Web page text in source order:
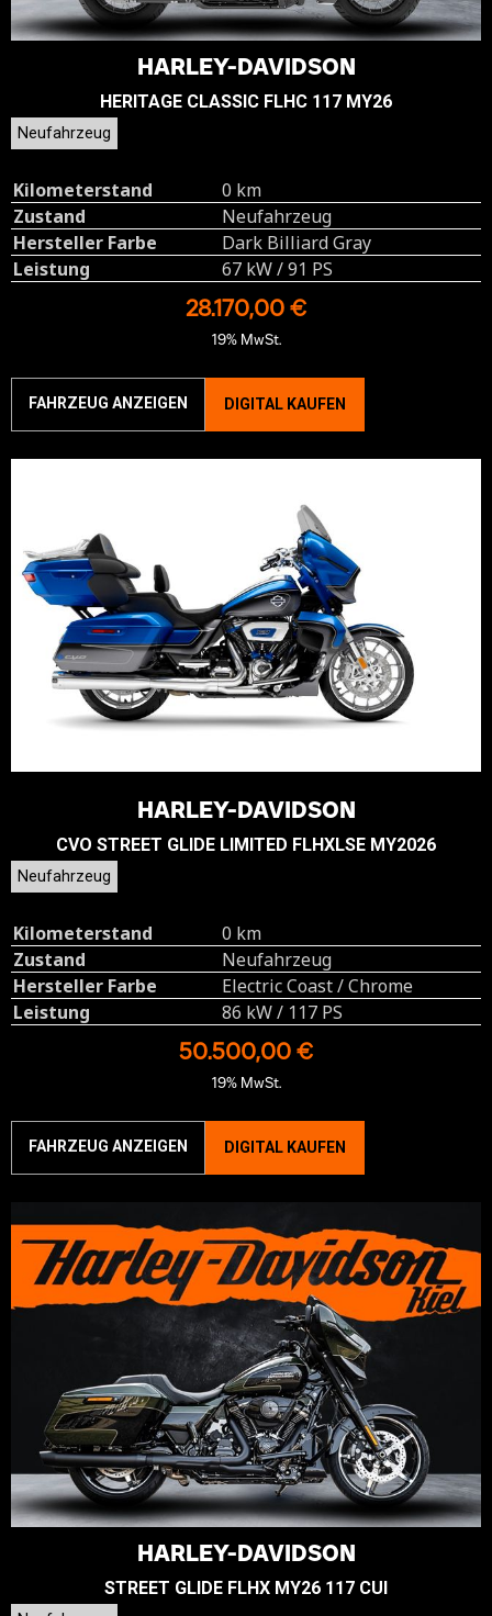
HARLEY-DAVIDSON
HERITAGE CLASSIC FLHC 117 MY26
Neufahrzeug
Kilometerstand
0 km
Zustand
Neufahrzeug
Hersteller Farbe
Dark Billiard Gray
Leistung
67 kW / 91 PS
28.170,00 €
19% MwSt.
FAHRZEUG ANZEIGEN DIGITAL KAUFEN
HARLEY-DAVIDSON
CVO STREET GLIDE LIMITED FLHXLSE MY2026
Neufahrzeug
Kilometerstand
0 km
Zustand
Neufahrzeug
Hersteller Farbe
Electric Coast / Chrome
Leistung
86 kW / 117 PS
50.500,00 €
19% MwSt.
FAHRZEUG ANZEIGEN DIGITAL KAUFEN
HARLEY-DAVIDSON
STREET GLIDE FLHX MY26 117 CUI